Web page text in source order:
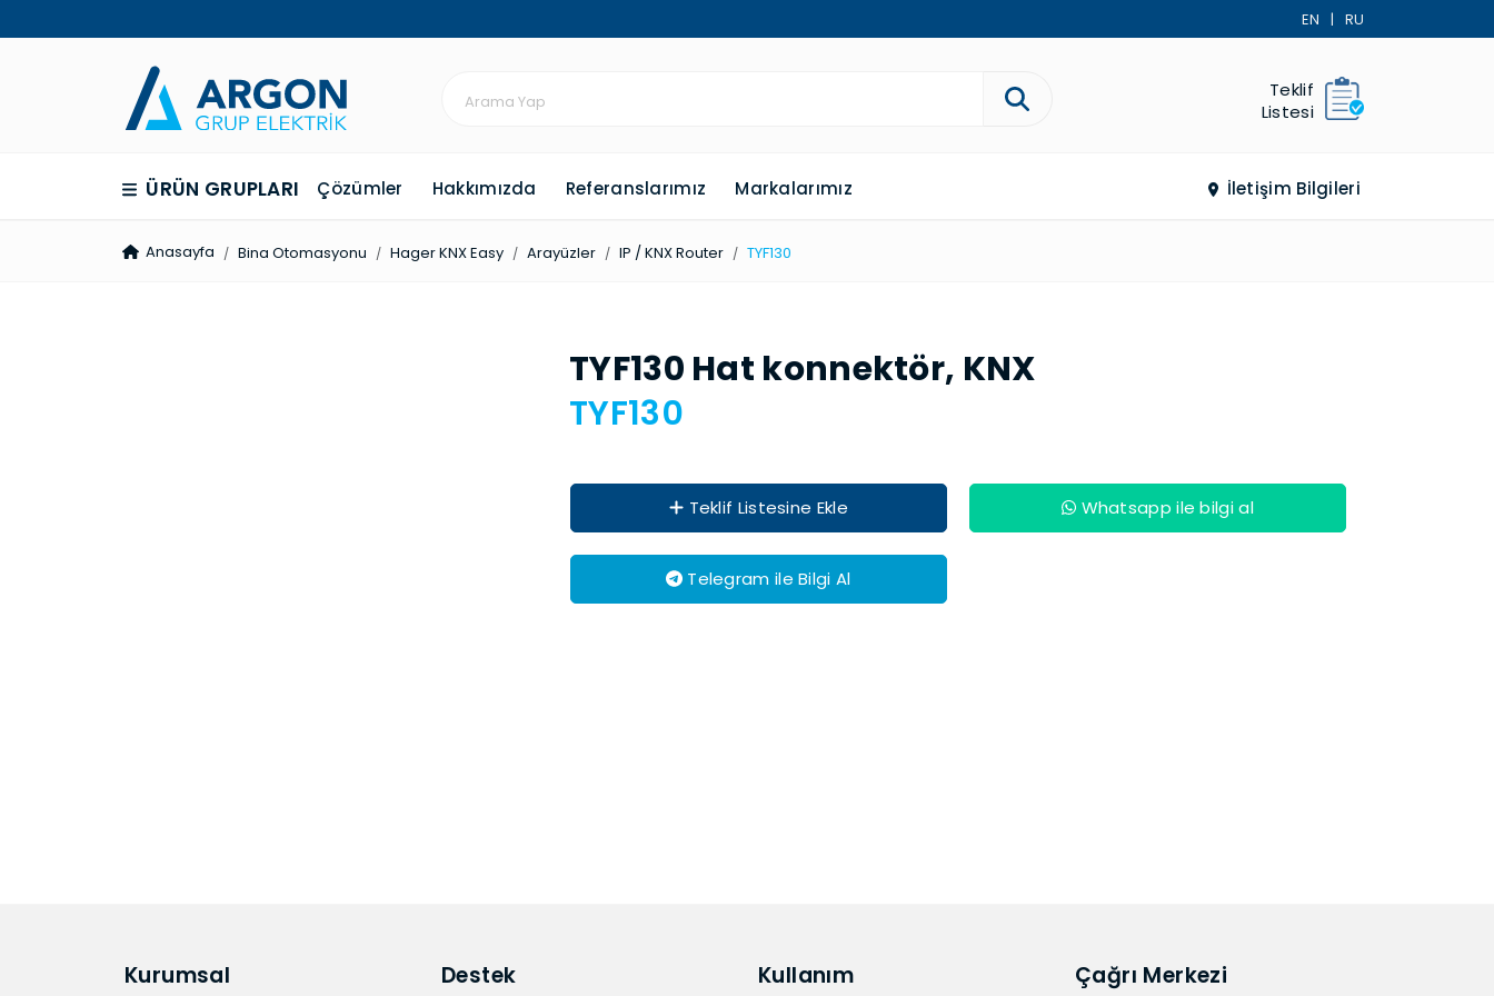
EN | RU
Teklif
Listesi
ÜRÜN GRUPLARI Çözümler Hakkımızda Referanslarımız Markalarımız İletişim Bilgileri
Anasayfa Bina Otomasyonu Hager KNX Easy Arayüzler IP / KNX Router TYF130
TYF130 Hat konnek­tör, KNX
TYF130
Teklif Listesine Ekle Whatsapp ile bilgi al
Telegram ile Bilgi Al
Kurumsal Destek Kullanım Çağrı Merkezi